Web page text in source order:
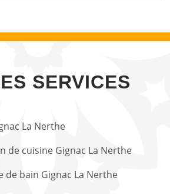
SERVICES
La Nerthe
de cuisine Gignac La Nerthe
de bain Gignac La Nerthe